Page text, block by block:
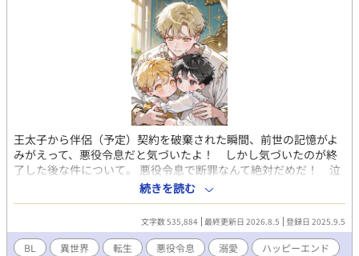
王太子から伴侶（予定）契約を破棄された瞬間、前世の記憶がよ
みがえって、悪役令息だと気づいたよ！ しかし気づいたのが終
了した後な件について。 悪役令息で断罪なんて絶対だめだ！ 泣
いちゃう！ せっかく前世を思い出したんだから、これからは心を
入れ替えて、真面目にがんばっていこう！ と思ったんだけ
ど……あれ？ 皆やさしい？ 主人公はあっちだよー？ 本編完結
済です。 おまけのお話を更新しています。 皆の動画をつくりまし
た！ プロフのwebサイトから飛べるので、もしよかったら、お話
続きを読む
文字数 535,884 最終更新日 2026.8.5 登録日 2025.9.5
BL 異世界 転生 悪役令息 溺愛 ハッピーエンド